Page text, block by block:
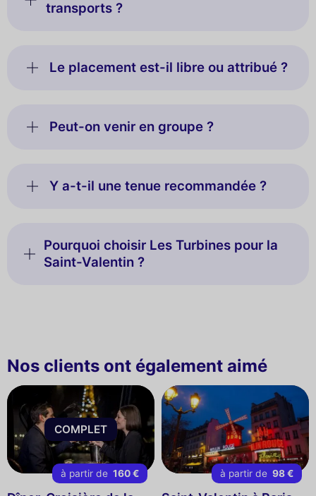
transports ?
Le placement est-il libre ou attribué ?
Peut-on venir en groupe ?
Y a-t-il une tenue recommandée ?
Pourquoi choisir Les Turbines pour la
Saint-Valentin ?
Nos clients ont également aimé
COMPLET
à partir de 160 € à partir de 98 €